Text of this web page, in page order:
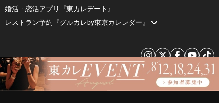
婚活・恋活アプリ『東カレデート』
レストラン予約『グルカレby東京カレンダー』
© 2026 by Tokyo Calendar, Inc.